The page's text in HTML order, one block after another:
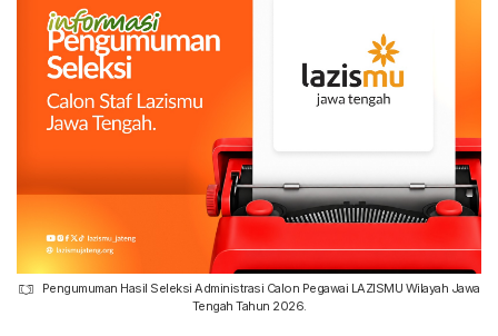
Pengumuman Hasil Seleksi Administrasi Calon Pegawai LAZISMU Wilayah Jawa
Tengah Tahun 2026.